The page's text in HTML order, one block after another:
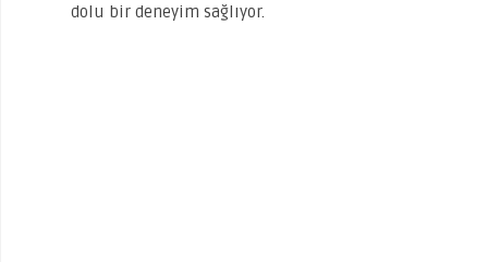
dolu bir deneyim sağlıyor.